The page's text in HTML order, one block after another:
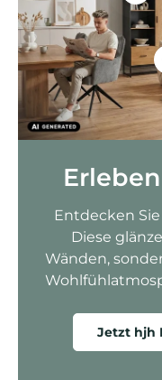
Entdecken
Diese
Wänden,
Jetzt hjh